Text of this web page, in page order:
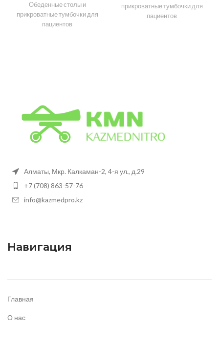
Обеденные столы и
прикроватные тумбочки для
пациентов
прикроватные тумбочки для
пациентов
Алматы, Мкр. Калкаман-2, 4-я ул., д.29
+7 (708) 863-57-76
info@kazmedpro.kz
Навигация
Главная
О нас